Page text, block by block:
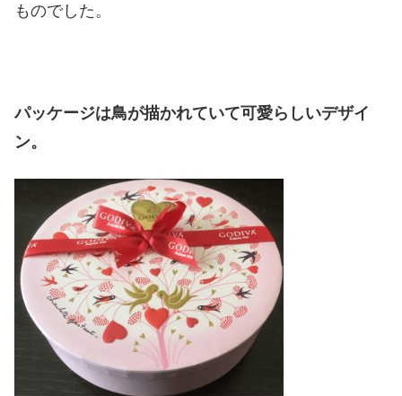
ものでした。
パッケージは鳥が描かれていて可愛らしいデザイ
ン。